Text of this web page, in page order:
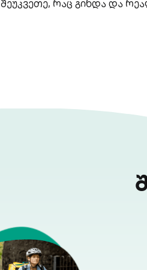
შეუკვეთე, რაც გინდა და